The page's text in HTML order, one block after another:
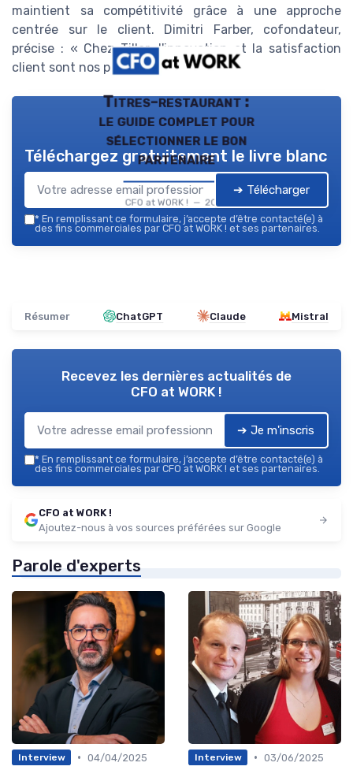
maintient sa compétitivité grâce à une approche
centrée sur le client. Dimitri Farber, cofondateur,
précise : « Chez Tiller, l'innovation et la satisfaction
client sont nos priorités absolues. »
Titres-restaurant :
le guide complet pour
sélectionner le bon
partenaire
CFO at WORK ! — 2026
Téléchargez gratuitement le livre blanc
➔ Télécharger
* En remplissant ce formulaire, j’accepte d’être contacté(e) à
des fins commerciales par CFO at WORK ! et ses partenaires.
Résumer ChatGPT Claude Mistral
Recevez les dernières actualités de
CFO at WORK !
➔ Je m'inscris
* En remplissant ce formulaire, j’accepte d’être contacté(e) à
des fins commerciales par CFO at WORK ! et ses partenaires.
CFO at WORK !
Ajoutez-nous à vos sources préférées sur Google
Parole d'experts
Interview • 04/04/2025
Interview • 03/06/2025